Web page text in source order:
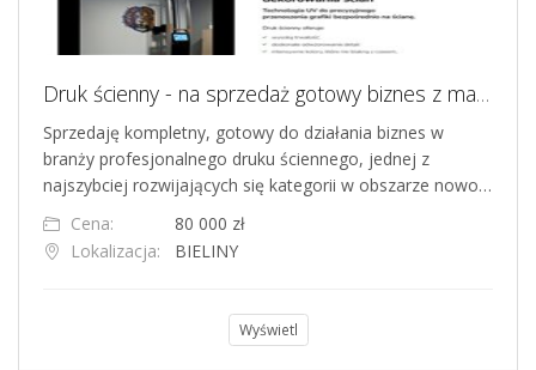
Druk ścienny - na sprzedaż gotowy biznes z maszyną, stroną www, SEO i szkoleniem
Sprzedaję kompletny, gotowy do działania biznes w
branży profesjonalnego druku ściennego, jednej z
najszybciej rozwijających się kategorii w obszarze nowo…
Cena:
80 000 zł
Lokalizacja:
BIELINY
Wyświetl